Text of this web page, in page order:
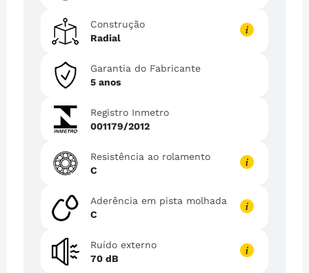
Construção
Radial
Garantia do Fabricante
5 anos
Registro Inmetro
001179/2012
Resistência ao rolamento
C
Aderência em pista molhada
C
Ruído externo
70 dB